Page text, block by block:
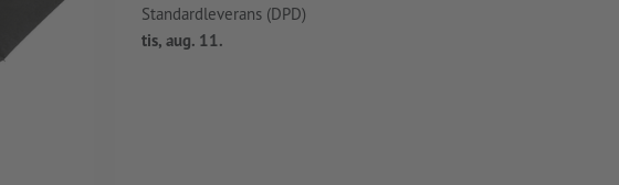
Standardleverans (DPD)
tis, aug. 11.